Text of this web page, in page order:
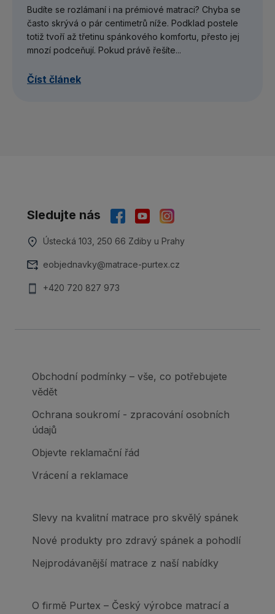
Budíte se rozlámaní i na prémiové matraci? Chyba se
často skrývá o pár centimetrů níže. Podklad postele
totiž tvoří až třetinu spánkového komfortu, přesto jej
mnozí podceňují. Pokud právě řešíte...
Číst článek
Sledujte nás
Ústecká 103, 250 66 Zdiby u Prahy
eobjednavky@matrace-purtex.cz
+420 720 827 973
Obchodní podmínky – vše, co potřebujete
vědět
Ochrana soukromí - zpracování osobních
údajů
Objevte reklamační řád
Vrácení a reklamace
Slevy na kvalitní matrace pro skvělý spánek
Nové produkty pro zdravý spánek a pohodlí
Nejprodávanější matrace z naší nabídky
O firmě Purtex – Český výrobce matrací a